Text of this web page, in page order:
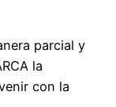
parcial y
la
con la